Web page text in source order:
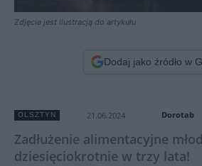
Zdjęcie jest ilustracją do artykułu
Dodaj jako źródło w
OLSZTYN 21.06.2024 Dorotab
Zadłużenie alimentacyjne
dziesięciokrotnie w trzy lata!